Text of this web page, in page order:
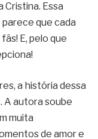
Cristina. Essa
que cada
E, pelo que
a história dessa
A autora soube
muita
de amor e